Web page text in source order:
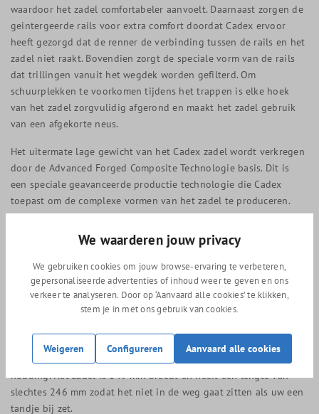
waardoor het zadel comfortabeler aanvoelt. Daarnaast zorgen de
geintergeerde rails voor extra comfort doordat Cadex ervoor
heeft gezorgd dat de renner de verbinding tussen de rails en het
zadel niet raakt. Bovendien zorgt de speciale vorm van de rails
dat trillingen vanuit het wegdek worden gefilterd. Om
schuurplekken te voorkomen tijdens het trappen is elke hoek
van het zadel zorgvulidig afgerond en maakt het zadel gebruik
van een afgekorte neus.
Het uitermate lage gewicht van het Cadex zadel wordt verkregen
door de Advanced Forged Composite Technologie basis. Dit is
een speciale geavanceerde productie technologie die Cadex
toepast om de complexe vormen van het zadel te produceren.
Tijdens dit productie proces wordt er gebruik gemaakt van hoge
druk om de gewenste vorm te verkrijgen. Door het gebruik van
deze technologie onstaat een tweedelig zadelframe dat voor een
perfecte balans zorgt tussen ondersteuning en comfort. Hierdoor
bespaard Cadex op nogmaals op gewicht door de het beperken
van het aantal verbindings punten. Daarnaast wordt het lage
gewicht verkregen door het gebruik van 9 mm carbon zadel rails.
Het zadel maakt gebruik van het populaire ontwerp van korte
breede zadels voor renner die houden van een sportieve
houding. Het zadel is 149 mm breedt en heeft een lengte van
slechtes 246 mm zodat het niet in de weg gaat zitten als uw een
tandje bij zet.
We waarderen jouw privacy
We gebruiken cookies om jouw browse-ervaring te verbeteren,
gepersonaliseerde advertenties of inhoud weer te geven en ons
verkeer te analyseren. Door op ‘Aanvaard alle cookies’ te klikken,
stem je in met ons gebruik van cookies.
Weigeren Configureren Aanvaard alle cookies